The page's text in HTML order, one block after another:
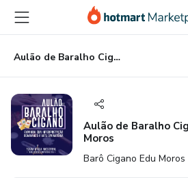
para
conteúdo
principal
para
pagamento
para
rodapé
Aulão de Baralho Cigano com Barô Edu Moros
Aulão de Baralho
Moros
Barô Cigano Edu Moros